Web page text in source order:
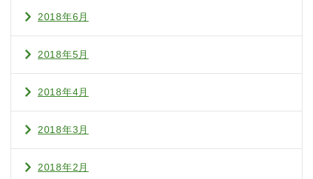
2018年6月
2018年5月
2018年4月
2018年3月
2018年2月